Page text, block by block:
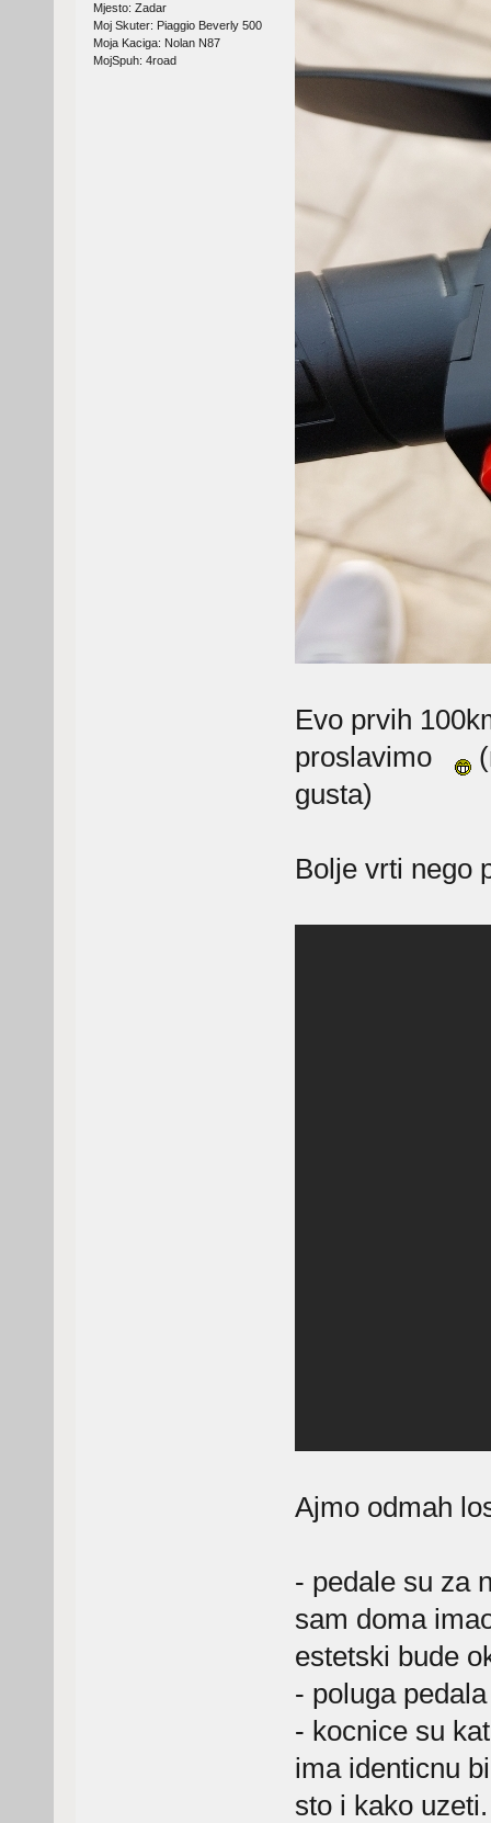
Mjesto: Zadar
Moj Skuter: Piaggio Beverly 500
Moja Kaciga: Nolan N87
MojSpuh: 4road
Evo prvih
proslavimo
gusta)
Bolje vrti nego
Ajmo odmah
- pedale su za
sam doma
estetski bude
- poluga
- kocnice su
ima identicnu
sto i kako